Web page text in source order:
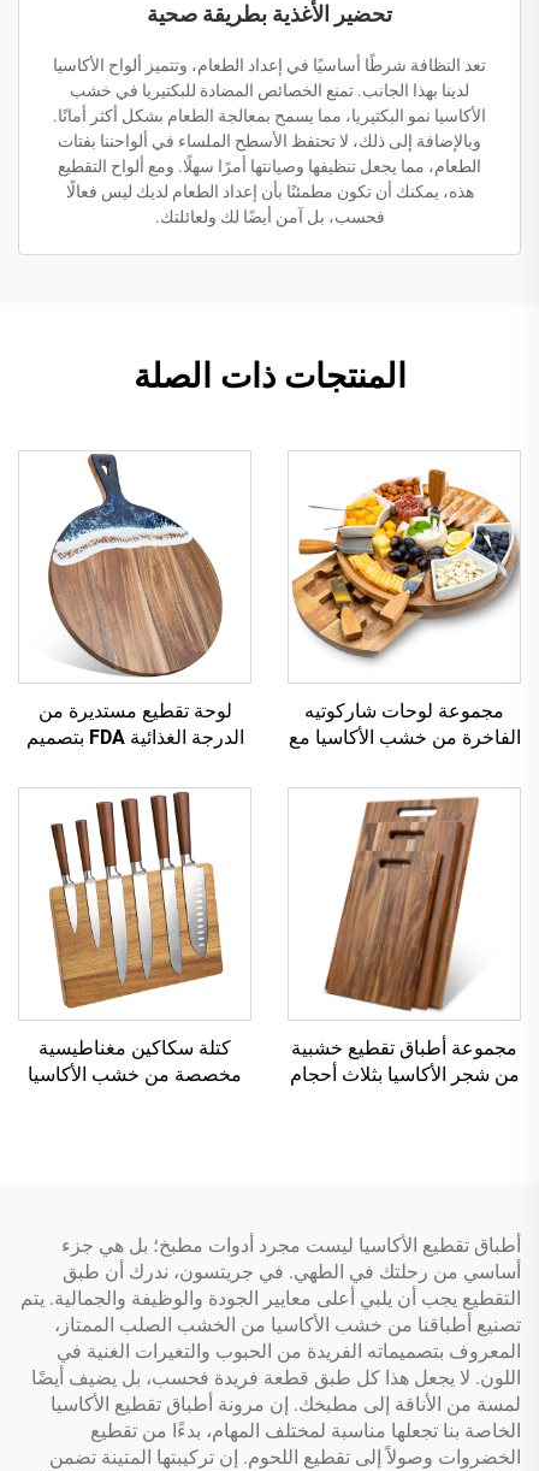
تحضير الأغذية بطريقة صحية
تعد النظافة شرطًا أساسيًا في إعداد الطعام، وتتميز ألواح الأكاسيا
لدينا بهذا الجانب. تمنع الخصائص المضادة للبكتيريا في خشب
الأكاسيا نمو البكتيريا، مما يسمح بمعالجة الطعام بشكل أكثر أمانًا.
وبالإضافة إلى ذلك، لا تحتفظ الأسطح الملساء في ألواحننا بفتات
الطعام، مما يجعل تنظيفها وصيانتها أمرًا سهلًا. ومع ألواح التقطيع
هذه، يمكنك أن تكون مطمئنًا بأن إعداد الطعام لديك ليس فعالًا
فحسب، بل آمن أيضًا لك ولعائلتك.
المنتجات ذات الصلة
مجموعة لوحات شاركوتيه
الفاخرة من خشب الأكاسيا مع
لوحة تقطيع مستديرة من
الدرجة الغذائية FDA بتصميم
مجموعة أطباق تقطيع خشبية
من شجر الأكاسيا بثلاث أحجام
كتلة سكاكين مغناطيسية
مخصصة من خشب الأكاسيا
أطباق تقطيع الأكاسيا ليست مجرد أدوات مطبخ؛ بل هي جزء
أساسي من رحلتك في الطهي. في جريتسون، ندرك أن طبق
التقطيع يجب أن يلبي أعلى معايير الجودة والوظيفة والجمالية. يتم
تصنيع أطباقنا من خشب الأكاسيا من الخشب الصلب الممتاز،
المعروف بتصميماته الفريدة من الحبوب والتغيرات الغنية في
اللون. لا يجعل هذا كل طبق قطعة فريدة فحسب، بل يضيف أيضًا
لمسة من الأناقة إلى مطبخك. إن مرونة أطباق تقطيع الأكاسيا
الخاصة بنا تجعلها مناسبة لمختلف المهام، بدءًا من تقطيع
الخضروات وصولاً إلى تقطيع اللحوم. إن تركيبتها المتينة تضمن